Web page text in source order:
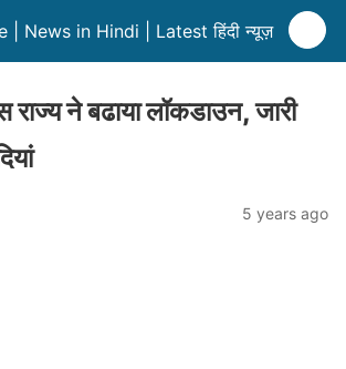
| News in Hindi | Latest हिंदी न्यूज़
राज्य ने बढाया लॉकडाउन, जारी
5 years ago